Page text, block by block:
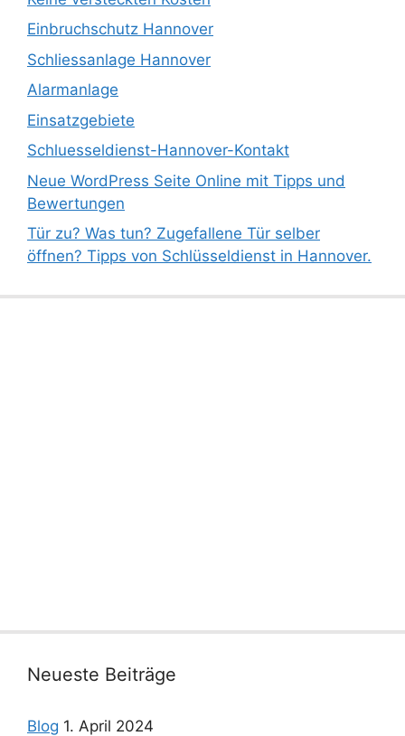
Einbruchschutz Hannover
Schliessanlage Hannover
Alarmanlage
Einsatzgebiete
Schluesseldienst-Hannover-Kontakt
Neue WordPress Seite Online mit Tipps und
Bewertungen
Tür zu? Was tun? Zugefallene Tür selber
öffnen? Tipps von Schlüsseldienst in Hannover.
Neueste Beiträge
Blog 1. April 2024